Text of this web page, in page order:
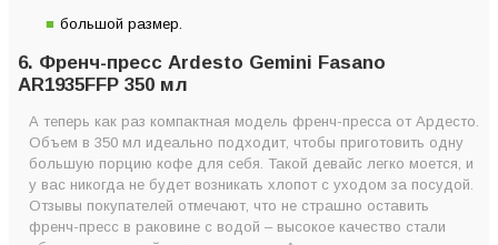
большой размер.
6. Френч-пресс Ardesto Gemini Fasano
AR1935FFP 350 мл
А теперь как раз компактная модель френч-пресса от Ардесто.
Объем в 350 мл идеально подходит, чтобы приготовить одну
большую порцию кофе для себя. Такой девайс легко моется, и
у вас никогда не будет возникать хлопот с уходом за посудой.
Отзывы покупателей отмечают, что не страшно оставить
френч-пресс в раковине с водой – высокое качество стали